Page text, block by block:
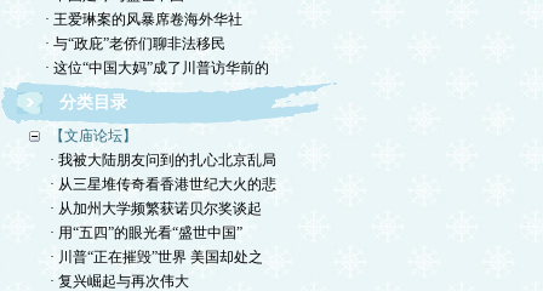
· 王爱琳案的风暴席卷海外华社
· 与“政庇”老侨们聊非法移民
· 这位“中国大妈”成了川普访华前的
分类目录
【文庙论坛】
· 我被大陆朋友问到的扎心北京乱局
· 从三星堆传奇看香港世纪大火的悲
· 从加州大学频繁获诺贝尔奖谈起
· 用“五四”的眼光看“盛世中国”
· 川普“正在摧毁”世界 美国却处之
· 复兴崛起与再次伟大